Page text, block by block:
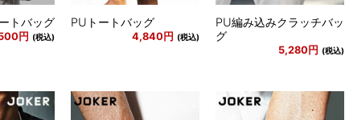
トバッグ
円 (税込)
PUトートバッグ
4,840円 (税込)
PU編み込みクラッチバッ
グ
5,280円 (税込)